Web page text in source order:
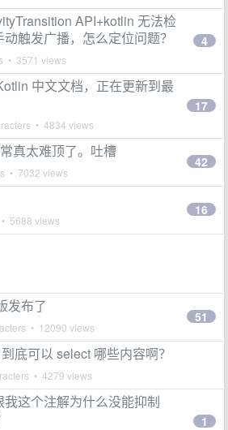
API+kotlin 无法检
触发广播，怎么定位问题？
• 3571 views
4
中文文档，正在更新到最
• 4834 views
17
真太难顶了。吐槽
• 7032 views
42
5688 views
16
发布了
• 12090 views
51
底可以 select 哪些内容啊？
• 4279 views
这个注解为什么没能抑制
1